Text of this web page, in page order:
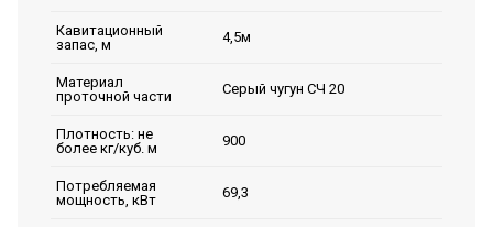
Кавитационный
запас, м
4,5м
Материал
проточной части
Серый чугун СЧ 20
Плотность: не
более кг/куб. м
900
Потребляемая
мощность, кВт
69,3